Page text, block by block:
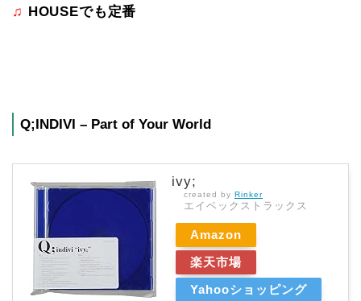
♫ HOUSEでも定番
Q;INDIVI – Part of Your World
ivy;
created by Rinker
エイベックストラックス
Amazon
楽天市場
Yahooショッピング